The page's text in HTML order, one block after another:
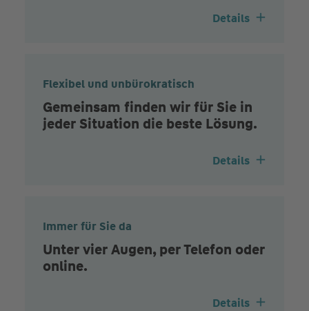
Details
Flexibel und unbürokratisch
Gemeinsam finden wir für Sie in
jeder Situation die beste Lösung.
Details
Immer für Sie da
Unter vier Augen, per Telefon oder
online.
Details